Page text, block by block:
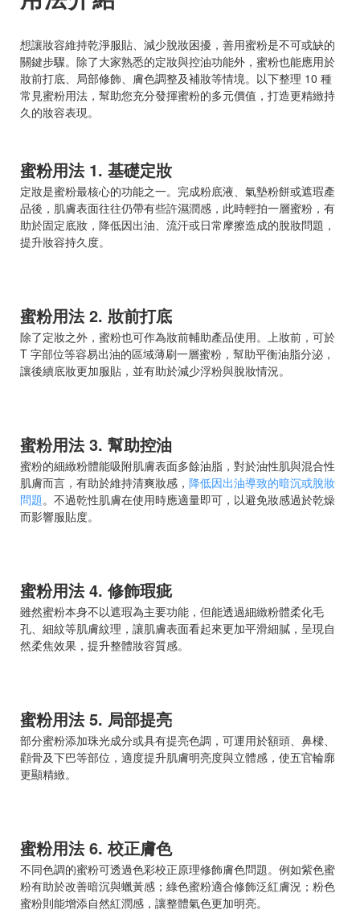
想讓妝容維持乾淨服貼、減少脫妝困擾，善用蜜粉是不可或缺的
關鍵步驟。除了大家熟悉的定妝與控油功能外，蜜粉也能應用於
妝前打底、局部修飾、膚色調整及補妝等情境。以下整理 10 種
常見蜜粉用法，幫助您充分發揮蜜粉的多元價值，打造更精緻持
久的妝容表現。
蜜粉用法 1. 基礎定妝
定妝是蜜粉最核心的功能之一。完成粉底液、氣墊粉餅或遮瑕產
品後，肌膚表面往往仍帶有些許濕潤感，此時輕拍一層蜜粉，有
助於固定底妝，降低因出油、流汗或日常摩擦造成的脫妝問題，
提升妝容持久度。
蜜粉用法 2. 妝前打底
除了定妝之外，蜜粉也可作為妝前輔助產品使用。上妝前，可於
T 字部位等容易出油的區域薄刷一層蜜粉，幫助平衡油脂分泌，
讓後續底妝更加服貼，並有助於減少浮粉與脫妝情況。
蜜粉用法 3. 幫助控油
蜜粉的細緻粉體能吸附肌膚表面多餘油脂，對於油性肌與混合性
肌膚而言，有助於維持清爽妝感， 降低因出油導致的暗沉或脫妝
問題。不過乾性肌膚在使用時應適量即可，以避免妝感過於乾燥
而影響服貼度。
蜜粉用法 4. 修飾瑕疵
雖然蜜粉本身不以遮瑕為主要功能，但能透過細緻粉體柔化毛
孔、細紋等肌膚紋理，讓肌膚表面看起來更加平滑細膩，呈現自
然柔焦效果，提升整體妝容質感。
蜜粉用法 5. 局部提亮
部分蜜粉添加珠光成分或具有提亮色調，可運用於額頭、鼻樑、
顴骨及下巴等部位，適度提升肌膚明亮度與立體感，使五官輪廓
更顯精緻。
蜜粉用法 6. 校正膚色
不同色調的蜜粉可透過色彩校正原理修飾膚色問題。例如紫色蜜
粉有助於改善暗沉與蠟黃感；綠色蜜粉適合修飾泛紅膚況；粉色
蜜粉則能增添自然紅潤感，讓整體氣色更加明亮。